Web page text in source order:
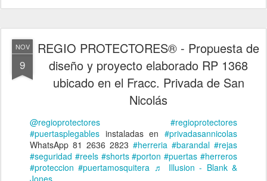
#puertasplegablesinstaladas en#privadasannicolas
#seguridad #reels #shorts #porton #puertas #herreros
#proteccion #puertamosquitera ♬ Illusion - Blank &
Jones